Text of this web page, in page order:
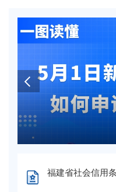
福建省社会信用